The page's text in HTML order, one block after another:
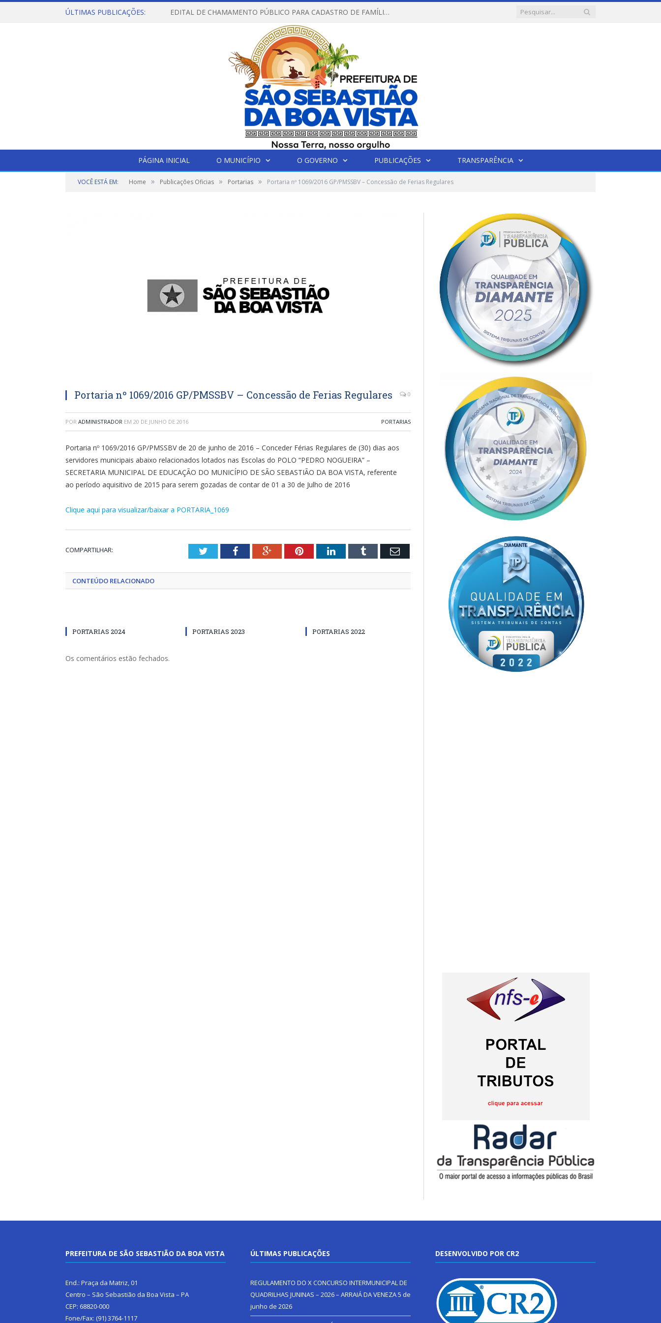
ÚLTIMAS PUBLICAÇÕES: EDITAL DE CHAMAMENTO PÚBLICO PARA CADASTRO DE FAMÍLIAS NO SERVIÇO DE ACOLHIMENTO EM FAMÍLIA ACOLHEDORA
PÁGINA INICIAL O MUNICÍPIO O GOVERNO PUBLICAÇÕES TRANSPARÊNCIA
VOCÊ ESTÁ EM: Home » Publicações Oficias » Portarias » Portaria nº 1069/2016 GP/PMSSBV – Concessão de Ferias Regulares
Portaria nº 1069/2016 GP/PMSSBV – Concessão de Ferias Regulares 0
POR ADMINISTRADOR EM 20 DE JUNHO DE 2016 PORTARIAS
Portaria nº 1069/2016 GP/PMSSBV de 20 de junho de 2016 – Conceder Férias Regulares de (30) dias aos
servidores municipais abaixo relacionados lotados nas Escolas do POLO “PEDRO NOGUEIRA” –
SECRETARIA MUNICIPAL DE EDUCAÇÃO DO MUNICÍPIO DE SÃO SEBASTIÃO DA BOA VISTA, referente
ao período aquisitivo de 2015 para serem gozadas de contar de 01 a 30 de Julho de 2016
Clique aqui para visualizar/baixar a PORTARIA_1069
COMPARTILHAR: TwitterFacebookGoogle+PinterestLinkedInTumblr Email
CONTEÚDO RELACIONADO
PORTARIAS 2024 PORTARIAS 2023 PORTARIAS 2022
Os comentários estão fechados.
PREFEITURA DE SÃO SEBASTIÃO DA BOA VISTA
End.: Praça da Matriz, 01
Centro – São Sebastião da Boa Vista – PA
CEP: 68820-000
Fone/Fax: (91) 3764-1117
ÚLTIMAS PUBLICAÇÕES
REGULAMENTO DO X CONCURSO INTERMUNICIPAL DE
QUADRILHAS JUNINAS – 2026 – ARRAIÁ DA VENEZA5 de
junho de 2026
DESENVOLVIDO POR CR2